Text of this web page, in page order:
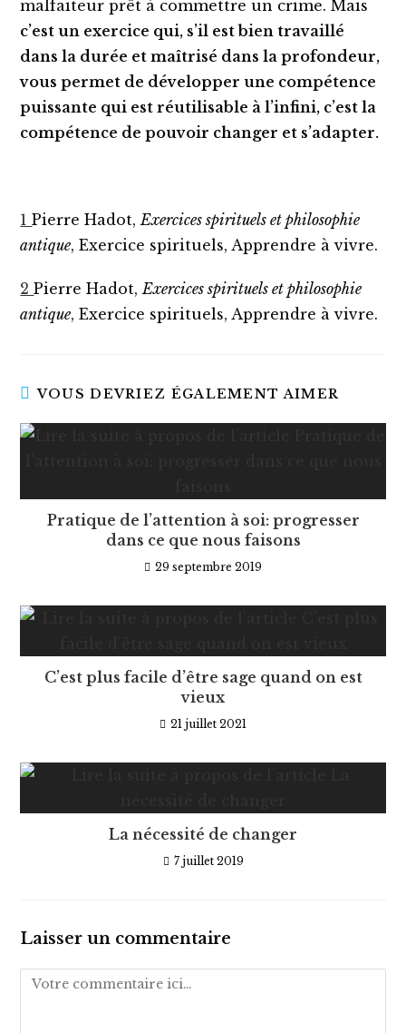
malfaiteur prêt à commettre un crime. Mais
c’est un exercice qui, s’il est bien travaillé
dans la durée et maîtrisé dans la profondeur,
vous permet de développer une compétence
puissante qui est réutilisable à l’infini, c’est la
compétence de pouvoir changer et s’adapter.
1Pierre Hadot,Exercices spirituels et philosophie
antique, Exercice spirituels, Apprendre à vivre.
2Pierre Hadot,Exercices spirituels et philosophie
antique, Exercice spirituels, Apprendre à vivre.
VOUS DEVRIEZ ÉGALEMENT AIMER
Pratique de l’attention à soi: progresser
dans ce que nous faisons
29 septembre 2019
C’est plus facile d’être sage quand on est
vieux
21 juillet 2021
La nécessité de changer
7 juillet 2019
Laisser un commentaire
Comment